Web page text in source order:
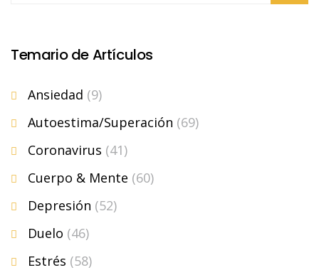
Temario de Artículos
Ansiedad (9)
Autoestima/Superación (69)
Coronavirus (41)
Cuerpo & Mente (60)
Depresión (52)
Duelo (46)
Estrés (58)